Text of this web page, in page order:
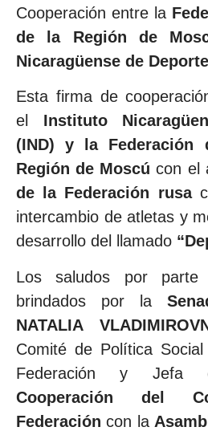
Cooperación entre la
de la Región de
Nicaragüense de
Esta firma de
el
Instituto
(IND) y la Federación
Región de Moscú con el
de la Federación rusa
intercambio de atletas y
desarrollo del llamado
Los saludos por
brindados por la
NATALIA
Comité de Política
Federación y
Cooperación del
Federacióncon la